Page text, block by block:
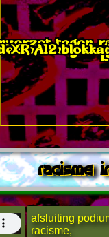
Maart -
-
verzet
Samen
XR A12
racisme
afsluiting
racisme,